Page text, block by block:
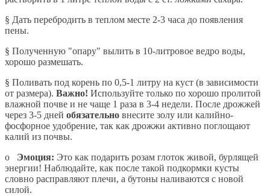
§ Дать перебродить в теплом месте 2-3 часа до появления
пены.
§ Полученную "опару" вылить в 10-литровое ведро воды,
хорошо размешать.
§ Поливать под корень по 0,5-1 литру на куст (в зависимости
от размера). Важно! Используйте только по хорошо пролитой
влажной почве и не чаще 1 раза в 3-4 недели. После дрожжей
через 3-5 дней обязательно внесите золу или калийно-
фосфорное удобрение, так как дрожжи активно поглощают
калий из почвы.
o Эмоция: Это как подарить розам глоток живой, бурлящей
энергии! Наблюдайте, как после такой подкормки кусты
словно расправляют плечи, а бутоны наливаются с новой
силой.